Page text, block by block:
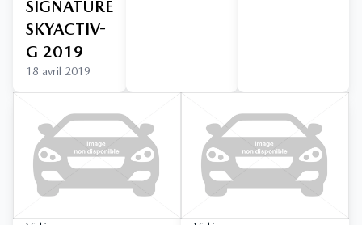
SIGNATURE
SKYACTIV-
G 2019
18 avril 2019